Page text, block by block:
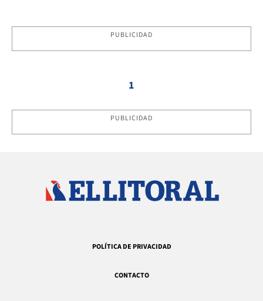
PUBLICIDAD
1
PUBLICIDAD
POLÍTICA DE PRIVACIDAD
CONTACTO